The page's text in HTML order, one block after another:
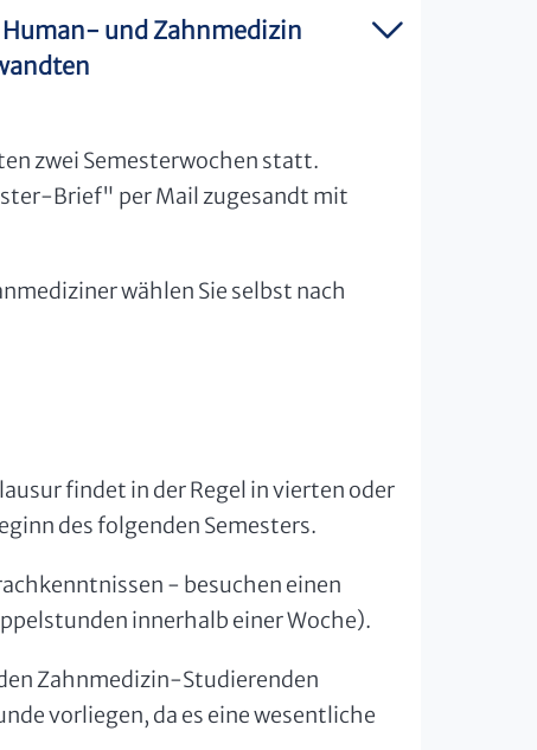
und Zahnmedizin
zwei Semesterwochen statt.
Brief" per Mail zugesandt mit
wählen Sie selbst nach
findet in der Regel in vierten oder
des folgenden Semesters.
- besuchen einen
innerhalb einer Woche).
Zahnmedizin-Studierenden
vorliegen, da es eine wesentliche